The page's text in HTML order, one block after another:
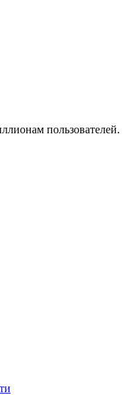
пользователей.